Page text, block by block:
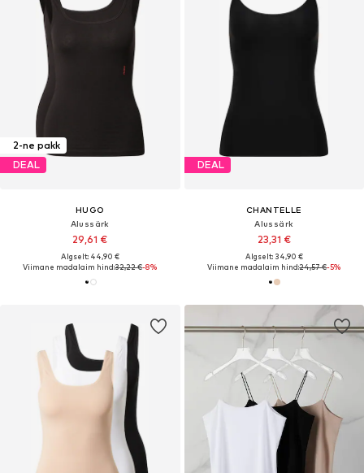
2-ne pakk
DEAL
HUGO
Alussärk
29,61 €
Algselt: 44,90 €
Viimane madalaim hind:32,22 €-8%
DEAL
CHANTELLE
Alussärk
23,31 €
Algselt: 34,90 €
Viimane madalaim hind:24,57 €-5%